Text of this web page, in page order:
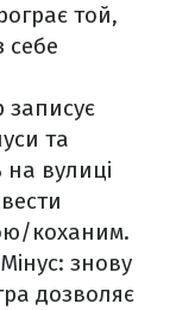
той,
себе
та
вулиці
коханим.
знову
дозволяє